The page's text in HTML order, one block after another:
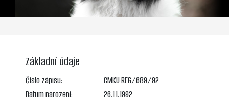
Základní údaje
Číslo zápisu:
CMKU REG/689/92
Datum narození:
26.11.1992